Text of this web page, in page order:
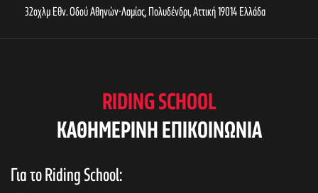
32οχλμ Εθν. Οδού Αθηνών-Λαμίας, Πολυδένδρι,Αττική19014Ελλάδα
RIDING SCHOOL
KAΘΗΜΕΡΙΝΗ ΕΠΙΚΟΙΝΩΝΙΑ
Για το Riding School: